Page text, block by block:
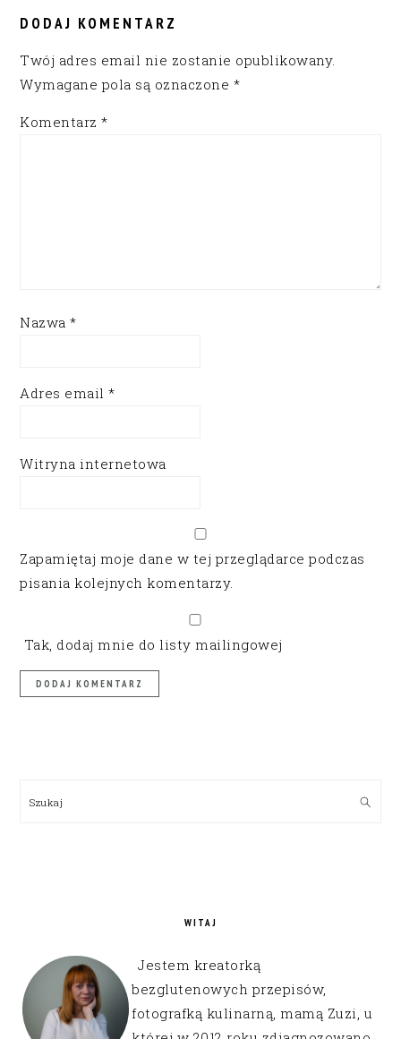
INTERACTIONS
DODAJ KOMENTARZ
Twój adres email nie zostanie opublikowany.
Wymagane pola są oznaczone *
Komentarz*
Nazwa*
Adres email*
Witryna internetowa
Zapamiętaj moje dane w tej przeglądarce podczas
pisania kolejnych komentarzy.
Tak, dodaj mnie do listy mailingowej
Szukaj
WITAJ
Jestem kreatorką
bezglutenowych przepisów,
fotografką kulinarną, mamą Zuzi, u